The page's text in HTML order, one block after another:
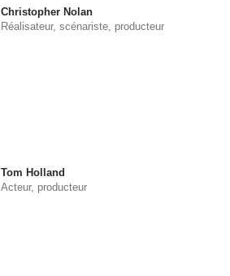
Christopher Nolan
Réalisateur, scénariste, producteur
Tom Holland
Acteur, producteur